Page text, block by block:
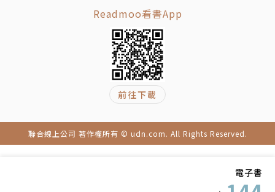
電子書
Readmoo看書App
前往下載
聯合線上公司 著作權所有 © udn.com. All Rights Reserved.